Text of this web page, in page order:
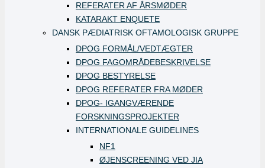
REFERATER AF ÅRSMØDER
KATARAKT ENQUETE
DANSK PÆDIATRISK OFTAMOLOGISK GRUPPE
DPOG FORMÅL/VEDTÆGTER
DPOG FAGOMRÅDEBESKRIVELSE
DPOG BESTYRELSE
DPOG REFERATER FRA MØDER
DPOG- IGANGVÆRENDE
FORSKNINGSPROJEKTER
INTERNATIONALE GUIDELINES
NF1
ØJENSCREENING VED JIA